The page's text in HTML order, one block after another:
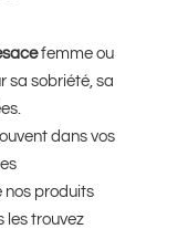
femme ou
sa sobriété, sa
dans vos
nos produits
les trouvez